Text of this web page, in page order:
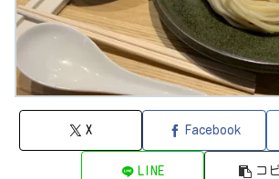
X Facebook
LINE コ